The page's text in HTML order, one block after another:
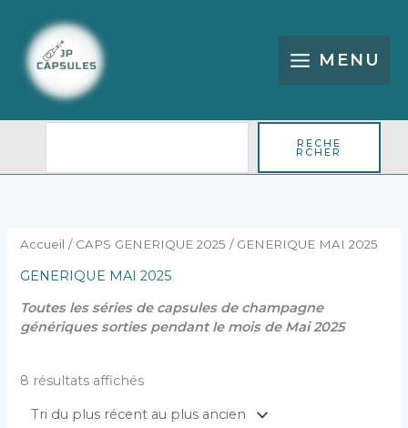
contenu
MENU
RECHE
RCHER
Accueil / CAPS GENERIQUE 2025 / GENERIQUE MAI 2025
GENERIQUE MAI 2025
Toutes les séries de capsules de champagne
génériques sorties pendant le mois de Mai 2025
8 résultats affichés
Trié
plus